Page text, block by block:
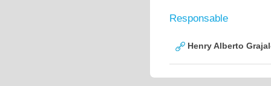
Responsable
Henry Alberto